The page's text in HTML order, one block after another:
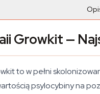
Growkit —
to w pełni
psylocybiny na